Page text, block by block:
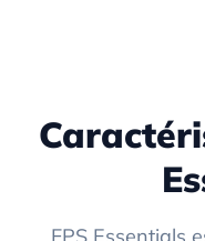
FPS Essentials